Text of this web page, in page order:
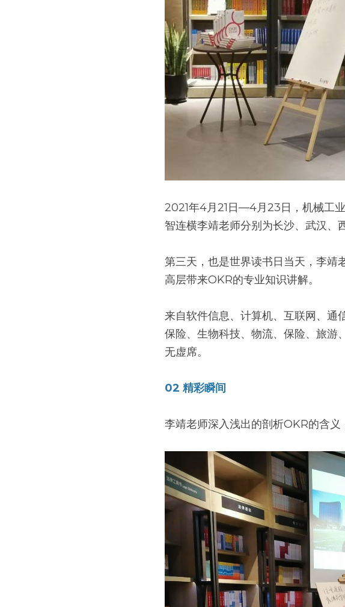
2021年4月21日—4月23日，机械工
智连横李靖老师分别为长沙、武汉、
第三天，也是世界读书日当天，李靖
高层带来OKR的专业知识讲解。
来自软件信息、计算机、互联网、通
保险、生物科技、物流、保险、旅游
无虚席。
02 精彩瞬间
李靖老师深入浅出的剖析OKR的含